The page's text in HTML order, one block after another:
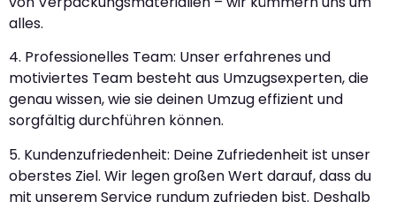
alles.
4. Professionelles Team: Unser erfahrenes und
motiviertes Team besteht aus Umzugsexperten, die
genau wissen, wie sie deinen Umzug effizient und
sorgfältig durchführen können.
5. Kundenzufriedenheit: Deine Zufriedenheit ist unser
oberstes Ziel. Wir legen großen Wert darauf, dass du
mit unserem Service rundum zufrieden bist. Deshalb